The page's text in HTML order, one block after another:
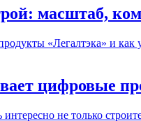
масштаб,
цифровые